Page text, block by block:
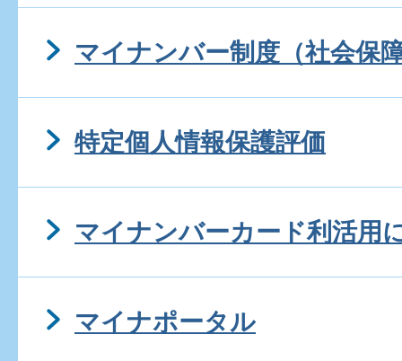
マイナンバー制度（社会保
特定個人情報保護評価
マイナンバーカード利活用
マイナポータル